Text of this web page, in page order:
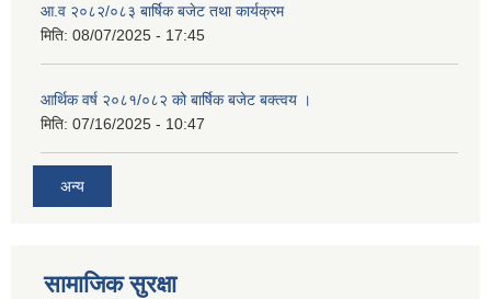
आ.व २०८२/०८३ बार्षिक बजेट तथा कार्यक्रम
मिति: 08/07/2025 - 17:45
आर्थिक वर्ष २०८१/०८२ को बार्षिक बजेट बक्त्वय ।
मिति: 07/16/2025 - 10:47
अन्य
सामाजिक सुरक्षा